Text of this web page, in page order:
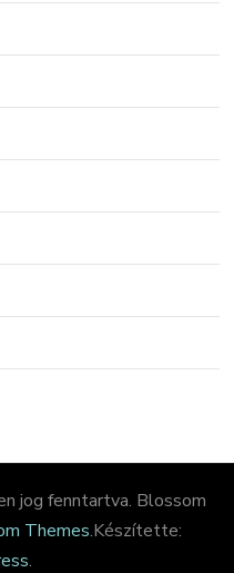
jog fenntartva. Blossom
Themes.Készítette:
.